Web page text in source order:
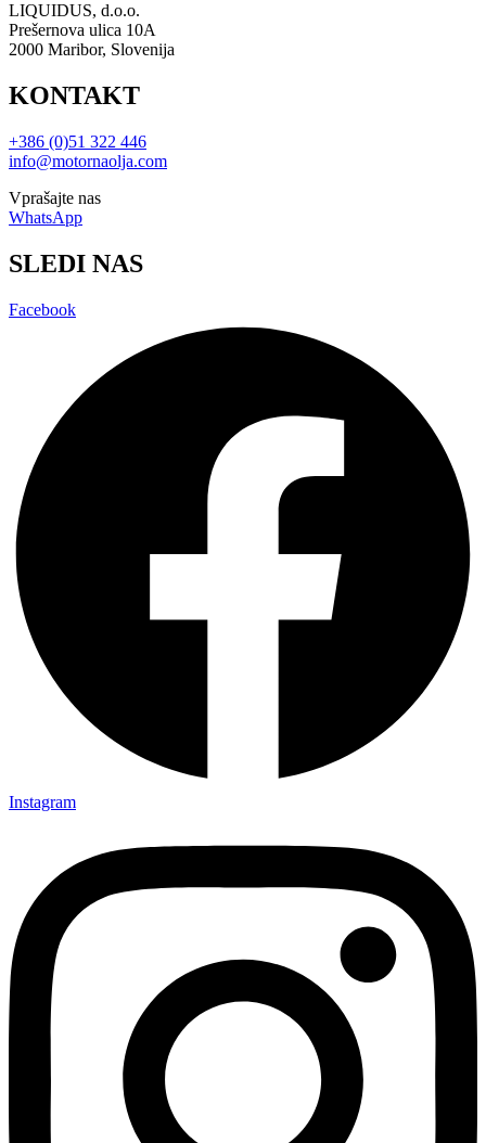
LIQUIDUS, d.o.o.
Prešernova ulica 10A
2000 Maribor, Slovenija
KONTAKT
+386 (0)51 322 446
info@motornaolja.com
Vprašajte nas
WhatsApp
SLEDI NAS
Facebook
Instagram